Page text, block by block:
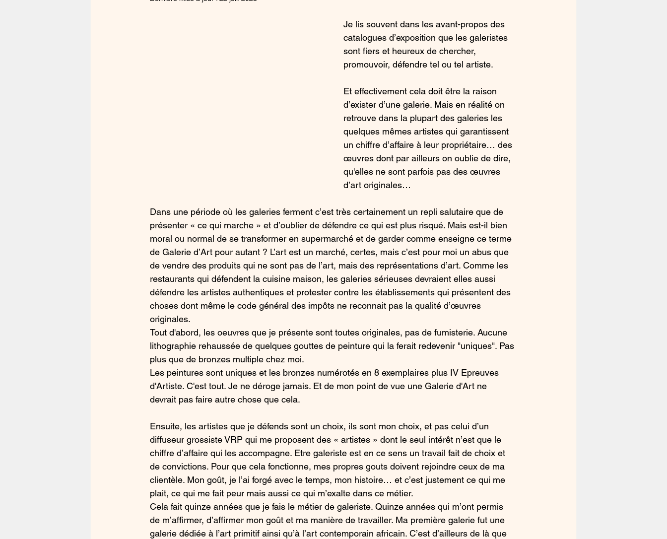
Je lis souvent dans les avant-propos des
catalogues d’exposition que les galeristes
sont fiers et heureux de chercher,
promouvoir, défendre tel ou tel artiste.
Et effectivement cela doit être la raison
d’exister d’une galerie. Mais en réalité on
retrouve dans la plupart des galeries les
quelques mêmes artistes qui garantissent
un chiffre d’affaire à leur propriétaire… des
œuvres dont par ailleurs on oublie de dire,
qu'elles ne sont parfois pas des œuvres
d’art originales…
Dans une période où les galeries ferment c’est très certainement un repli salutaire que de
présenter « ce qui marche » et d’oublier de défendre ce qui est plus risqué. Mais est-il bien
moral ou normal de se transformer en supermarché et de garder comme enseigne ce terme
de Galerie d’Art pour autant ? L’art est un marché, certes, mais c’est pour moi un abus que
de vendre des produits qui ne sont pas de l’art, mais des représentations d’art. Comme les
restaurants qui défendent la cuisine maison, les galeries sérieuses devraient elles aussi
défendre les artistes authentiques et protester contre les établissements qui présentent des
choses dont même le code général des impôts ne reconnait pas la qualité d’œuvres
originales.
Tout d'abord, les oeuvres que je présente sont toutes originales, pas de fumisterie. Aucune
lithographie rehaussée de quelques gouttes de peinture qui la ferait redevenir "uniques". Pas
plus que de bronzes multiple chez moi.
Les peintures sont uniques et les bronzes numérotés en 8 exemplaires plus IV Epreuves
d'Artiste. C'est tout. Je ne déroge jamais. Et de mon point de vue une Galerie d'Art ne
devrait pas faire autre chose que cela.
Ensuite, les artistes que je défends sont un choix, ils sont mon choix, et pas celui d’un
diffuseur grossiste VRP qui me proposent des « artistes » dont le seul intérêt n’est que le
chiffre d’affaire qui les accompagne. Etre galeriste est en ce sens un travail fait de choix et
de convictions. Pour que cela fonctionne, mes propres gouts doivent rejoindre ceux de ma
clientèle. Mon goût, je l’ai forgé avec le temps, mon histoire… et c’est justement ce qui me
plait, ce qui me fait peur mais aussi ce qui m’exalte dans ce métier.
Cela fait quinze années que je fais le métier de galeriste. Quinze années qui m’ont permis
de m’affirmer, d’affirmer mon goût et ma manière de travailler. Ma première galerie fut une
galerie dédiée à l’art primitif ainsi qu’à l’art contemporain africain. C’est d’ailleurs de là que